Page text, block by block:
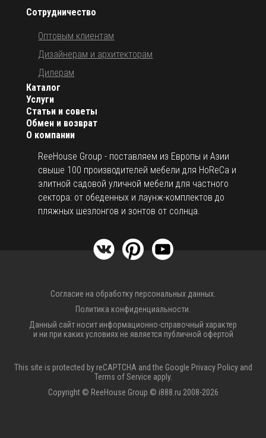
О компании
ReeHouse Group - поставляем из Европы и Азии
свыше 100 производителей мебели для HoReCa и
элитной садовой уличной мебели для частного
сектора: от обеденных и лаунж-комплектов до
пляжных шезлонгов и зонтов от солнца.
Каталог
Услуги
Статьи и советы
Обмен и возврат
Сотрудничество
Оптовым клиентам
Дизайнерам и архитекторам
Дилерам
Согласие на обработку персональных данных.
Политика конфиденциальности.
Данный сайт носит информационно-справочный характер
и ни при каких условиях не является публичной офертой
This site is protected by reCAPTCHA and the Google Privacy Policyand
Terms of Service apply.
Copyright © ReeHouse Group © i888.ru 2008-2026